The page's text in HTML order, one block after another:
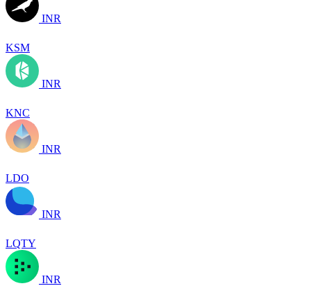
INR
KSM
INR
KNC
INR
LDO
INR
LQTY
INR